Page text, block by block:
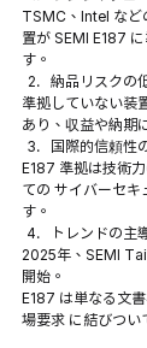
TSMC、Intel など
置が SEMI E187
す。
納品リスクの
準拠していない装
あり、収益や納期
国際的信頼性
E187 準拠は技術
ての サイバーセキ
す。
トレンドの主
2025年、SEMI
開始。
E187 は単なる文
場要求 に結びつい